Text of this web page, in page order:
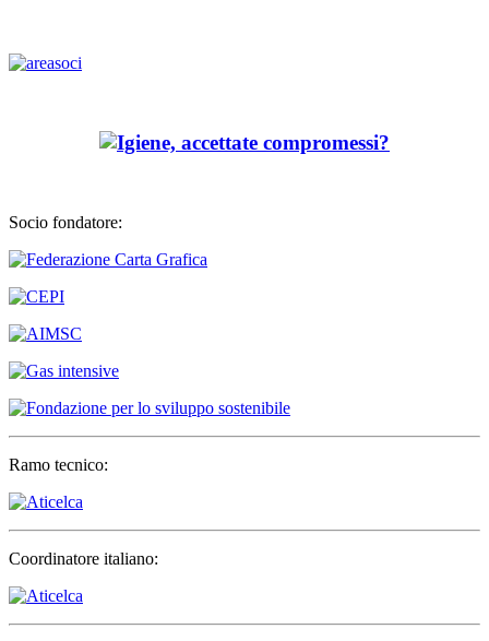
Socio fondatore:
Ramo tecnico:
Coordinatore italiano: